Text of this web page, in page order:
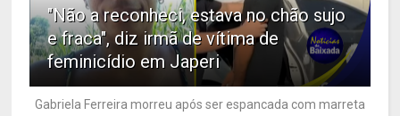
"Não a reconheci, estava no chão sujo
e fraca", diz irmã de vítima de
feminicídio em Japeri
Gabriela Ferreira morreu após ser espancada com marreta